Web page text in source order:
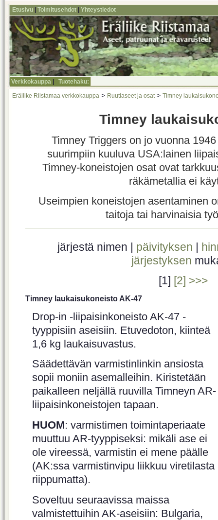
Etusivu Toimitusehdot Yhteystiedot
Verkkokauppa Tuotehaku:
Eräliike Riistamaa verkkokauppa > Ruutiaseet ja osat > Timney
Timney
Timney Triggers on jo vuonna
suurimpiin kuuluva USA:lainen
Timney-koneistojen osat ovat
räkämetallia ei
Useimpien koneistojen asentaminen
taitoja tai harvinaisia
järjestä nimen | päivityksen |
järjestyksen
[1] [2] >>>
Timney laukaisukoneisto AK-47
Drop-in -liipaisinkoneisto AK-47 -
tyyppisiin aseisiin. Etuvedoton, kiinteä
1,6 kg laukaisuvastus.
Säädettävän varmistinlinkin ansiosta
sopii moniin asemalleihin. Kiristetään
paikalleen neljällä ruuvilla Timneyn AR-
liipaisinkoneistojen tapaan.
HUOM: varmistimen toimintaperiaate
muuttuu AR-tyyppiseksi: mikäli ase ei
ole vireessä, varmistin ei mene päälle
(AK:ssa varmistinvipu liikkuu viretilasta
riippumatta).
Soveltuu seuraavissa maissa
valmistettuihin AK-aseisiin: Bulgaria,